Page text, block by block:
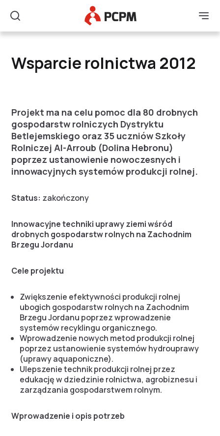
Szukaj
Główne Logo
Wsparcie rolnictwa 2012
Projekt ma na celu pomoc dla 80 drobnych
gospodarstw rolniczych Dystryktu
Betlejemskiego oraz 35 uczniów Szkoły
Rolniczej Al-Arroub (Dolina Hebronu)
poprzez ustanowienie nowoczesnych i
innowacyjnych systemów produkcji rolnej.
Status: zakończony
Innowacyjne techniki uprawy ziemi wśród
drobnych gospodarstw rolnych na Zachodnim
Brzegu Jordanu
Cele projektu
Zwiększenie efektywności produkcji rolnej
ubogich gospodarstw rolnych na Zachodnim
Brzegu Jordanu poprzez wprowadzenie
systemów recyklingu organicznego.
Wprowadzenie nowych metod produkcji rolnej
poprzez ustanowienie systemów hydrouprawy
(uprawy aquaponiczne).
Ulepszenie technik produkcji rolnej przez
edukację w dziedzinie rolnictwa, agrobiznesu i
zarządzania gospodarstwem rolnym.
Wprowadzenie i opis potrzeb